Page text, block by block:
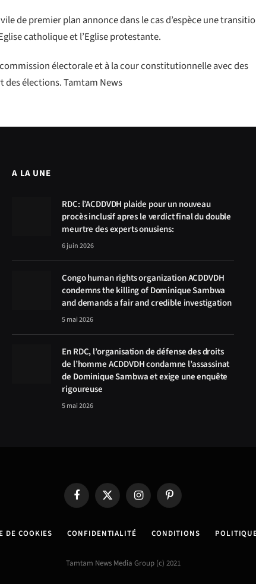
de premier plan annonce dans le cas d’espèce une
catholique et l’Eglise protestante.
commission électorale et à la cour constitutionnelle avec des
des élections. Tamtam News
A LA UNE
RDC: l’ACDDVDH plaide pour un nouveau
procès inclusif apres le verdict final du double
meurtre des experts onusiens:
6 juin 2026
Congo human rights organization ACDDVDH
condemns the killing of Dominique Sambwa
and demands a fair and credible investigation
5 mai 2026
En RDC, l’organisation de défense des droits
de l’homme ACDDVDH condamne l’assassinat
de Dominique Sambwa et exige une enquête
rigoureuse
5 mai 2026
FacebookX
(Twitter)
InstagramPinterest
DE COOKIES CONFIDENTIALITÉ CONDITIONS
Tamtam News Media Group (c) 2021